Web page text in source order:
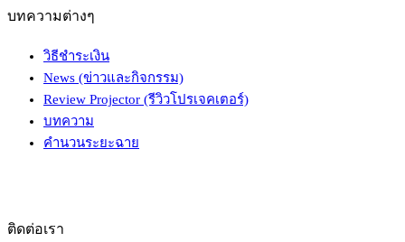
บทความต่างๆ
วิธีชำระเงิน
News (ข่าวและกิจกรรม)
Review Projector (รีวิวโปรเจคเตอร์)
บทความ
คำนวนระยะฉาย
ติดต่อเรา